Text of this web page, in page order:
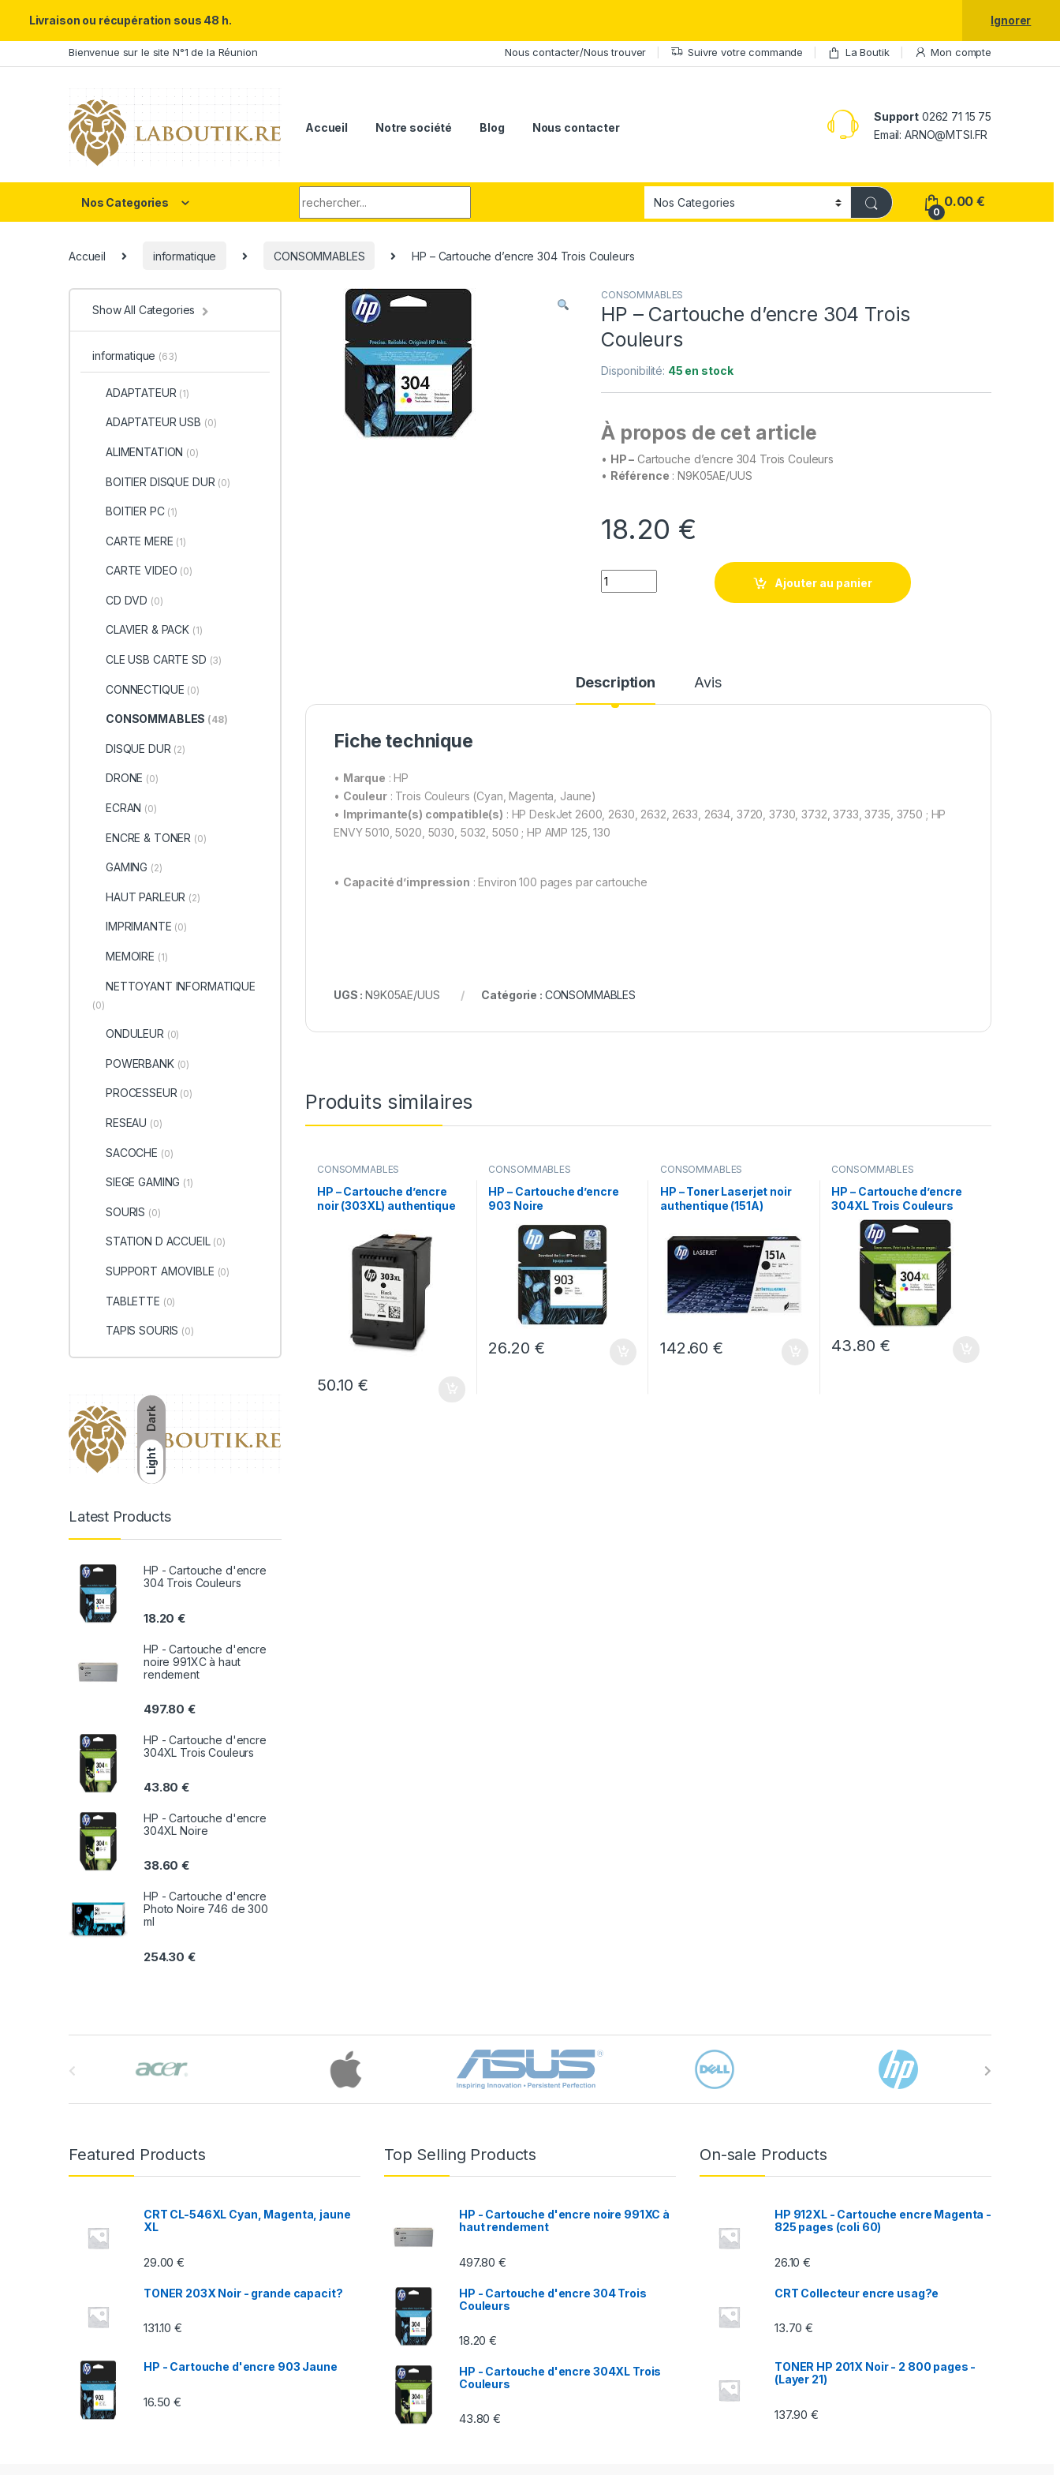
Dark
Light
Skip to navigation
Skip to contentBienvenue sur le site N°1 de la Réunion Nous contacter/Nous trouver Suivre votre commande La Boutik Mon compte
Accueil Notre société Blog Nous contacter
Support0262 71 15 75
Email: ARNO@MTSI.FR
Nos Categories
0
0.00€
Accueil informatique CONSOMMABLES HP – Cartouche d’encre 304 Trois Couleurs
CONSOMMABLES
HP – Cartouche d’encre 304 Trois
Couleurs
Disponibilité: 45 en stock
À propos de cet article
• HP – Cartouche d’encre 304 Trois Couleurs
• Référence : N9K05AE/UUS
18.20 €
Quantity
Ajouter au panier
Description Avis
Fiche technique
• Marque : HP
• Couleur: Trois Couleurs (Cyan, Magenta, Jaune)
•
Imprimante(s) compatible(s) : HP DeskJet 2600, 2630, 2632, 2633, 2634, 3720, 3730, 3732, 3733, 3735, 3750 ; HP
ENVY 5010, 5020, 5030, 5032, 5050 ; HP AMP 125, 130
• Capacité d’impression : Environ 100 pages par cartouche
UGS : N9K05AE/UUS Catégorie : CONSOMMABLES
Produits similaires
CONSOMMABLES
HP – Cartouche d’encre
noir (303XL) authentique
50.10€
CONSOMMABLES
HP – Cartouche d’encre
903 Noire
26.20 €
CONSOMMABLES
HP – Toner Laserjet noir
authentique (151A)
142.60€
CONSOMMABLES
HP – Cartouche d’encre
304XL Trois Couleurs
43.80 €
Show All Categories
informatique (63)
ADAPTATEUR (1)
ADAPTATEUR USB (0)
ALIMENTATION (0)
BOITIER DISQUE DUR (0)
BOITIER PC (1)
CARTE MERE (1)
CARTE VIDEO (0)
CD DVD (0)
CLAVIER & PACK (1)
CLE USB CARTE SD (3)
CONNECTIQUE (0)
CONSOMMABLES (48)
DISQUE DUR (2)
DRONE (0)
ECRAN (0)
ENCRE & TONER (0)
GAMING (2)
HAUT PARLEUR (2)
IMPRIMANTE (0)
MEMOIRE (1)
NETTOYANT INFORMATIQUE
(0)
ONDULEUR (0)
POWERBANK (0)
PROCESSEUR (0)
RESEAU (0)
SACOCHE (0)
SIEGE GAMING (1)
SOURIS (0)
STATION D ACCUEIL (0)
SUPPORT AMOVIBLE (0)
TABLETTE (0)
TAPIS SOURIS (0)
Latest Products
HP - Cartouche d'encre
304 Trois Couleurs
18.20€
HP - Cartouche d'encre
noire 991XC à haut
rendement
497.80€
HP - Cartouche d'encre
304XL Trois Couleurs
43.80€
HP - Cartouche d'encre
304XL Noire
38.60€
HP - Cartouche d'encre
Photo Noire 746 de 300
ml
254.30€
Featured Products
CRT CL-546XL Cyan, Magenta, jaune
XL
29.00€
TONER 203X Noir - grande capacit?
131.10€
HP - Cartouche d'encre 903 Jaune
16.50€
Top Selling Products
HP - Cartouche d'encre noire 991XC à
haut rendement
497.80€
HP - Cartouche d'encre 304 Trois
Couleurs
18.20€
HP - Cartouche d'encre 304XL Trois
Couleurs
43.80€
On-sale Products
HP 912XL - Cartouche encre Magenta -
825 pages (coli 60)
26.10€
CRT Collecteur encre usag?e
13.70€
TONER HP 201X Noir - 2 800 pages -
(Layer 21)
137.90€
Livraison ou récupération sous 48 h. Ignorer